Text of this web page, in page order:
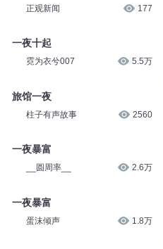
正观新闻 177
一夜十起
霓为衣兮007 5.5万
旅馆一夜
柱子有声故事 2560
一夜暴富
__圆周率__ 2.6万
一夜暴富
蛋沫倾声 1.8万